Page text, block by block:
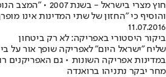
חוץ מצרי בישראל -
והוסיף כי "החזון של שתי המדינות אינו
11.07.2016
ביקור היסטורי באפריקה: לא רק ביטחון
שליח "ישראל היום" לאפריקה שופך אור על
במדינות אפריקה השונות • גם האפריקנים
מחר יבקר נתניהו ברואנדה